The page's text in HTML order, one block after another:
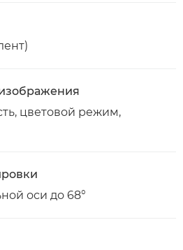
цветовой режим,
оси до 68°